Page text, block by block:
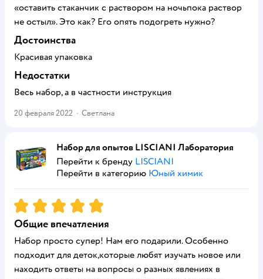
«оставить стаканчик с раствором на ночьпока раствор
не остыл». Это как? Его опять подогреть нужно?
Достоинства
Красивая упаковка
Недостатки
Весь набор, а в частности инструкция
20 февраля 2022 · Светлана
Набор для опытов LISCIANI Лаборатория
Перейти к бренду LISCIANI
Перейти в категорию Юный химик
Рейтинг:5
Общие впечатления
Набор просто супер! Нам его подарили. Особенно
подходит для деток,которые любят изучать новое или
находить ответы на вопросы о разных явлениях в